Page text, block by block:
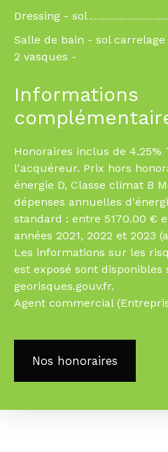
Dressing - sol
Salle de bain - sol
2 vasques -
Informations
Honoraires inclus de 4.25%
l'acquéreur. Prix hors
énergie D, Classe climat B
dépenses annuelles
standard : entre 5170.00 €
années 2021, 2022 et 2023
Les informations sur les
est exposé sont disponibles
georisques.gouv.fr.
Agent commercial
Nos honoraires